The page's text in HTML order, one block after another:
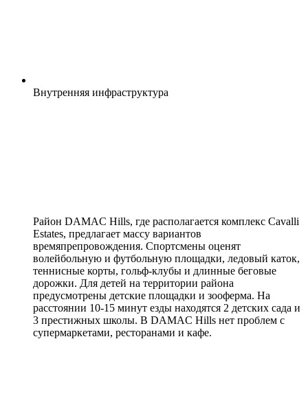
Внутренняя инфраструктура
Район DAMAC Hills, где располагается комплекс Cavalli
Estates, предлагает массу вариантов
времяпрепровождения. Спортсмены оценят
волейбольную и футбольную площадки, ледовый каток,
теннисные корты, гольф-клубы и длинные беговые
дорожки. Для детей на территории района
предусмотрены детские площадки и зооферма. На
расстоянии 10-15 минут езды находятся 2 детских сада и
3 престижных школы. В DAMAC Hills нет проблем с
супермаркетами, ресторанами и кафе.